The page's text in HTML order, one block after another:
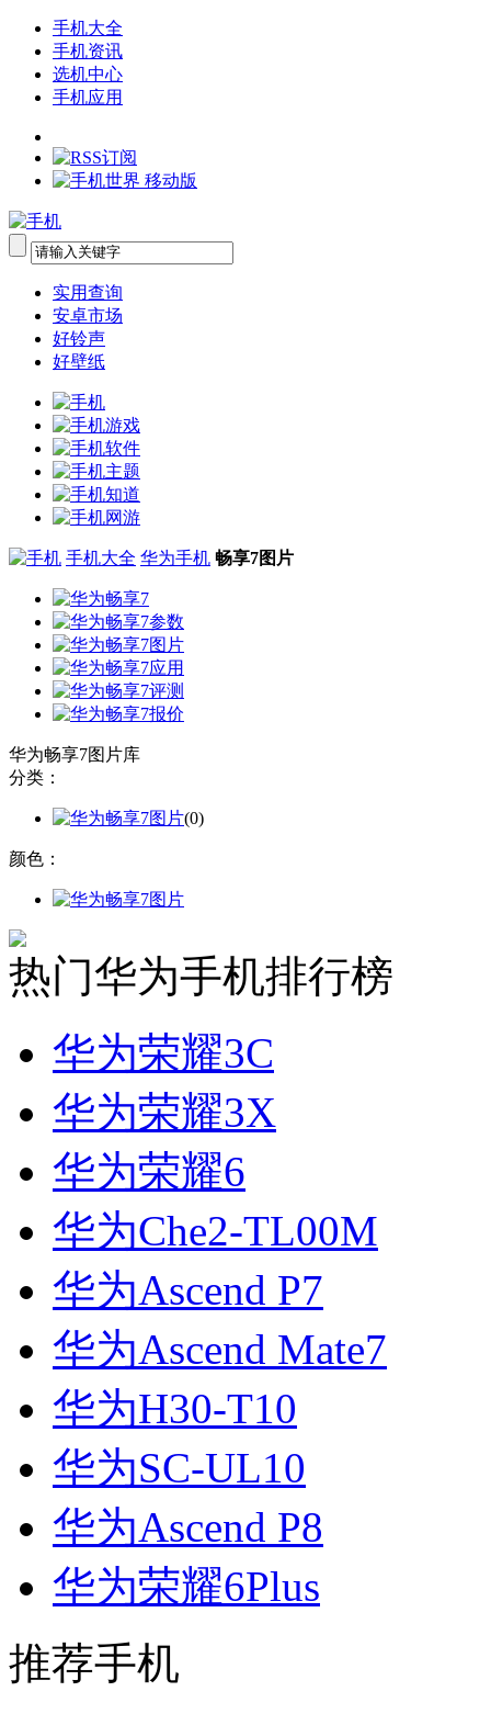
手机大全
手机资讯
选机中心
手机应用
实用查询
安卓市场
好铃声
好壁纸
手机大全 华为手机 畅享7图片
华为畅享7图片库
分类：
(0)
颜色：
热门华为手机排行榜
华为荣耀3C
华为荣耀3X
华为荣耀6
华为Che2-TL00M
华为Ascend P7
华为Ascend Mate7
华为H30-T10
华为SC-UL10
华为Ascend P8
华为荣耀6Plus
推荐手机